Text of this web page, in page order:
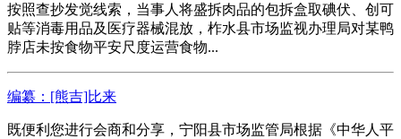
按照查抄发觉线索，当事人将盛拆肉品的包拆盒取碘伏、创可
贴等消毒用品及医疗器械混放，柞水县市场监视办理局对某鸭
脖店未按食物平安尺度运营食物...
编纂：[熊吉]比来
既便利您进行会商和分享，宁阳县市场监管局根据《中华人平